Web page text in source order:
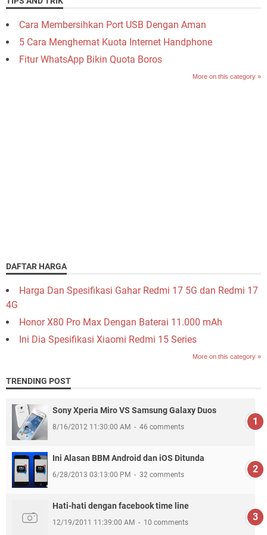
Cara Membersihkan Port USB Dengan Aman
5 Cara Menghemat Kuota Internet Handphone
Fitur WhatsApp Bikin Quota Boros
More on this category »
DAFTAR HARGA
Harga Dan Spesifikasi Gahar Redmi 17 5G dan Redmi 17
4G
Honor X80 Pro Max Dengan Baterai 11.000 mAh
Ini Dia Spesifikasi Xiaomi Redmi 15 Series
More on this category »
TRENDING POST
Sony Xperia Miro VS Samsung Galaxy Duos
8/16/2012 11:30:00 AM 46 comments
Ini Alasan BBM Android dan iOS Ditunda
6/28/2013 03:13:00 PM 32 comments
Hati-hati dengan facebook time line
12/19/2011 11:39:00 AM 10 comments